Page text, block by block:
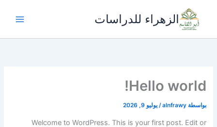
المحتوى
الزهراء للدراسات
Hello world!
بواسطة alnfrawy
/يوليو 9, 2026
Welcome to WordPress. This is your first post. Edit or